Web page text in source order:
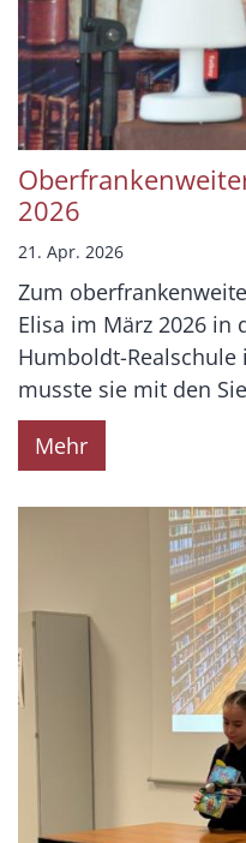
2026
21. Apr. 2026
Zum
Elisa im März 2026 in
Humboldt-
musste sie mit den
Mehr